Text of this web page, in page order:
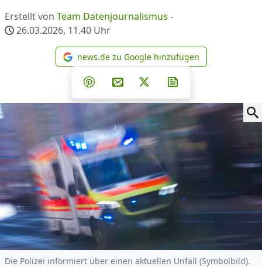
Erstellt von Team Datenjournalismus -
26.03.2026, 11.40 Uhr
news.de zu Google
news.de zu Google hinzufügen
Teilen auf Facebook
Teilen auf Whatsapp
Teilen auf Telegram
Teilen auf Pinterest
Per E-Mail teilen
Post auf X
Die Polizei informiert über einen aktuellen Unfall (Symbolbild).